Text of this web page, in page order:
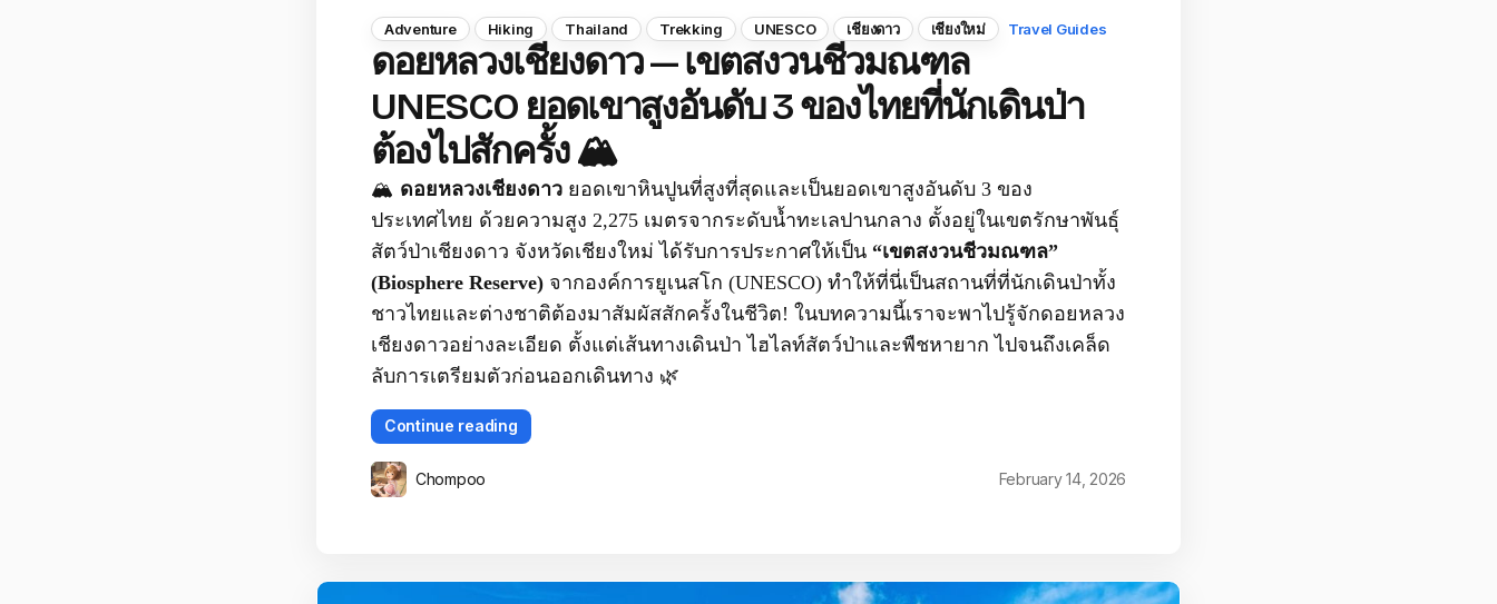
Adventure Hiking Thailand Trekking UNESCO เชียงดาว เชียงใหม่ Travel Guides
ดอยหลวงเชียงดาว — เขตสงวนชีวมณฑล
UNESCO ยอดเขาสูงอันดับ 3 ของไทยที่นักเดินป่า
ต้องไปสักครั้ง 🏔️
🏔️ ดอยหลวงเชียงดาว ยอดเขาหินปูนที่สูงที่สุดและเป็นยอดเขาสูงอันดับ 3 ของ
ประเทศไทย ด้วยความสูง 2,275 เมตรจากระดับน้ำทะเลปานกลาง ตั้งอยู่ในเขตรักษาพันธุ์
สัตว์ป่าเชียงดาว จังหวัดเชียงใหม่ ได้รับการประกาศให้เป็น “เขตสงวนชีวมณฑล”
(Biosphere Reserve) จากองค์การยูเนสโก (UNESCO) ทำให้ที่นี่เป็นสถานที่ที่นักเดินป่าทั้ง
ชาวไทยและต่างชาติต้องมาสัมผัสสักครั้งในชีวิต! ในบทความนี้เราจะพาไปรู้จักดอยหลวง
เชียงดาวอย่างละเอียด ตั้งแต่เส้นทางเดินป่า ไฮไลท์สัตว์ป่าและพืชหายาก ไปจนถึงเคล็ด
ลับการเตรียมตัวก่อนออกเดินทาง 🌿
Continue reading
Chompoo February 14, 2026